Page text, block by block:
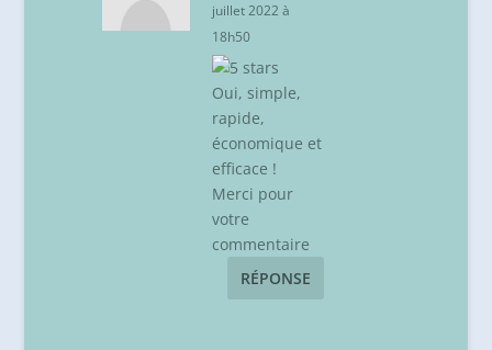
juillet 2022 à
18h50
Oui, simple,
rapide,
économique et
efficace !
Merci pour
votre
commentaire
RÉPONSE